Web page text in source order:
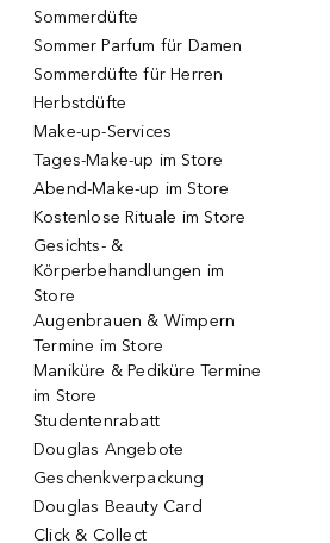
Sommerdüfte
Sommer Parfum für Damen
Sommerdüfte für Herren
Herbstdüfte
Make-up-Services
Tages-Make-up im Store
Abend-Make-up im Store
Kostenlose Rituale im Store
Gesichts- &
Körperbehandlungen im
Store
Augenbrauen & Wimpern
Termine im Store
Maniküre & Pediküre Termine
im Store
Studentenrabatt
Douglas Angebote
Geschenkverpackung
Douglas Beauty Card
Click & Collect